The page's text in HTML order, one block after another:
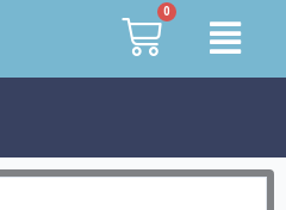
0
Cart